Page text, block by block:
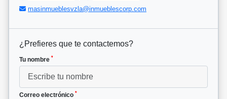
masinmueblesvzla@inmueblescorp.com
¿Prefieres que te contactemos?
Tu nombre *
Correo electrónico *